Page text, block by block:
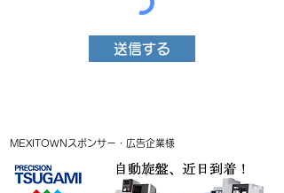
送信する
MEXITOWNスポンサー・広告企業様